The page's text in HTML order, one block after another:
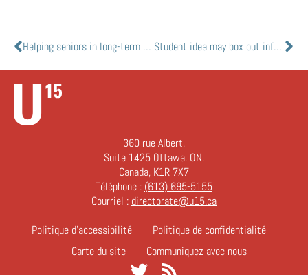
Helping seniors in long-term care combat social isolation during COVID-19 Student idea may box out infection during intubation
360 rue Albert,
Suite 1425 Ottawa, ON,
Canada, K1R 7X7
Téléphone : (613) 695-5155
Courriel : directorate@u15.ca
Politique d’accessibilité
Politique de confidentialité
Carte du site
Communiquez avec nous